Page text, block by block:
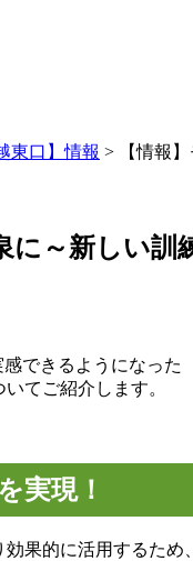
東口】情報 >
【情報
に～新しい
できるようになった
いてご紹介します。
実現！
果的に活用するため